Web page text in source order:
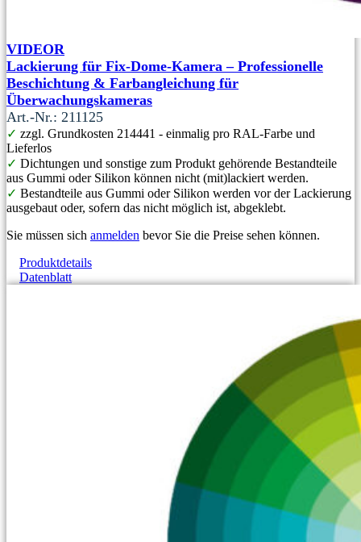
VIDEOR
Lackierung für Fix-Dome-Kamera – Professionelle
Beschichtung & Farbangleichung für
Überwachungskameras
Art.-Nr.: 211125
✓ zzgl. Grundkosten 214441 - einmalig pro RAL-Farbe und
Lieferlos
✓ Dichtungen und sonstige zum Produkt gehörende Bestandteile
aus Gummi oder Silikon können nicht (mit)lackiert werden.
✓ Bestandteile aus Gummi oder Silikon werden vor der Lackierung
ausgebaut oder, sofern das nicht möglich ist, abgeklebt.
Sie müssen sich anmelden bevor Sie die Preise sehen können.
Produktdetails
Datenblatt